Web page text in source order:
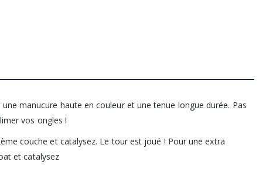
manucure haute en couleur et une tenue longue durée. Pas
vos ongles !
couche et catalysez. Le tour est joué ! Pour une extra
et catalysez